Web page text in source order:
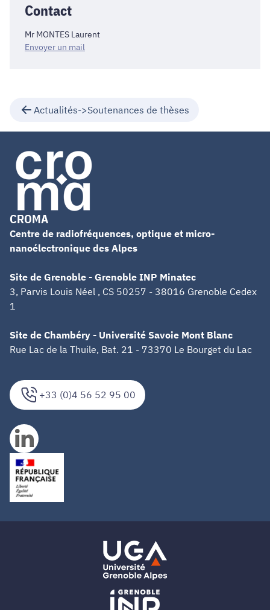
Contact
Mr MONTES Laurent
Envoyer un mail
Actualités->Soutenances de thèses
+33 (0)4 56 52 95 00
CROMA
Centre de radiofréquences, optique et micro-
nanoélectronique des Alpes
Site de Grenoble - Grenoble INP Minatec
3, Parvis Louis Néel , CS 50257 - 38016 Grenoble Cedex
1
Site de Chambéry - Université Savoie Mont Blanc
Rue Lac de la Thuile, Bat. 21 - 73370 Le Bourget du Lac